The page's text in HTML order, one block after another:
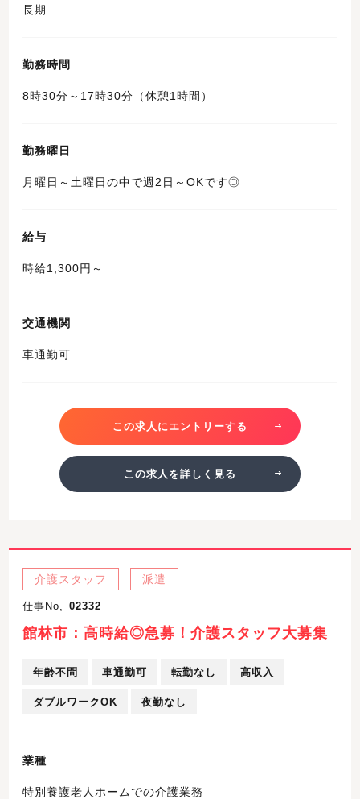
長期
勤務時間
8時30分～17時30分（休憩1時間）
勤務曜日
月曜日～土曜日の中で週2日～OKです◎
給与
時給1,300円～
交通機関
車通勤可
この求人にエントリーする
この求人を詳しく見る
介護スタッフ 派遣
仕事No, 02332
館林市：高時給◎急募！介護スタッフ大募集
年齢不問 車通勤可 転勤なし 高収入
ダブルワークOK 夜勤なし
業種
特別養護老人ホームでの介護業務